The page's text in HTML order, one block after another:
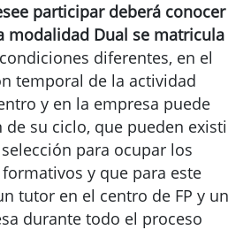
participar deberá conocer
modalidad Dual se matricula
diferentes, en el
temporal de la actividad
y en la empresa puede
su ciclo, que pueden
para ocupar los
y que para este
tutor en el centro de FP y un
durante todo el proceso